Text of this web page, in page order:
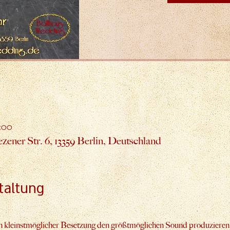
Str. 6, 13359 Berlin, Deutschland
kleinstmöglicher Besetzung den größtmöglichen Sound